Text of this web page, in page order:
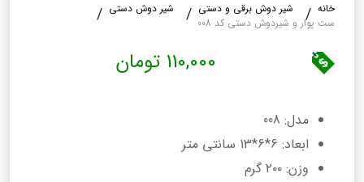
خانه شیر دوش برقی و دستی
شیر دوش دستی
ست پوار و شیردوش دستی کد 008
110,000 تومان
مدل: 008
ابعاد: 6*6*13 سانتی متر
وزن: ۲۰۰ گرم